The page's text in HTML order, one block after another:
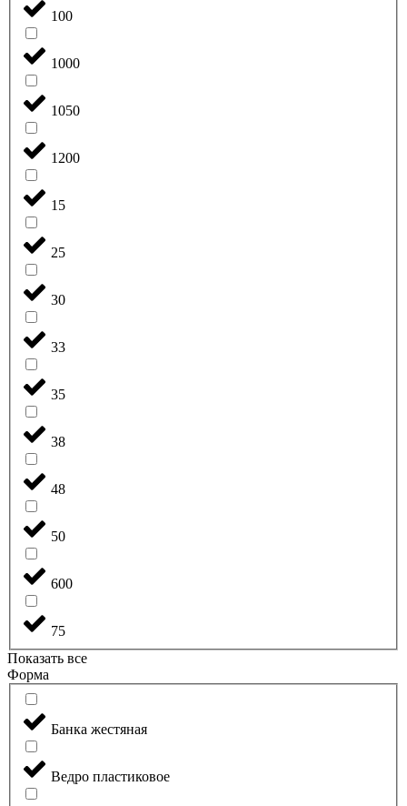
100
1000
1050
1200
15
25
30
33
35
38
48
50
600
75
Показать все
Форма
Банка жестяная
Ведро пластиковое